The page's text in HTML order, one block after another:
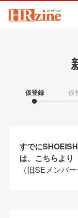
仮登録 仮
すでに
は、こちらより
（旧SEメンバ